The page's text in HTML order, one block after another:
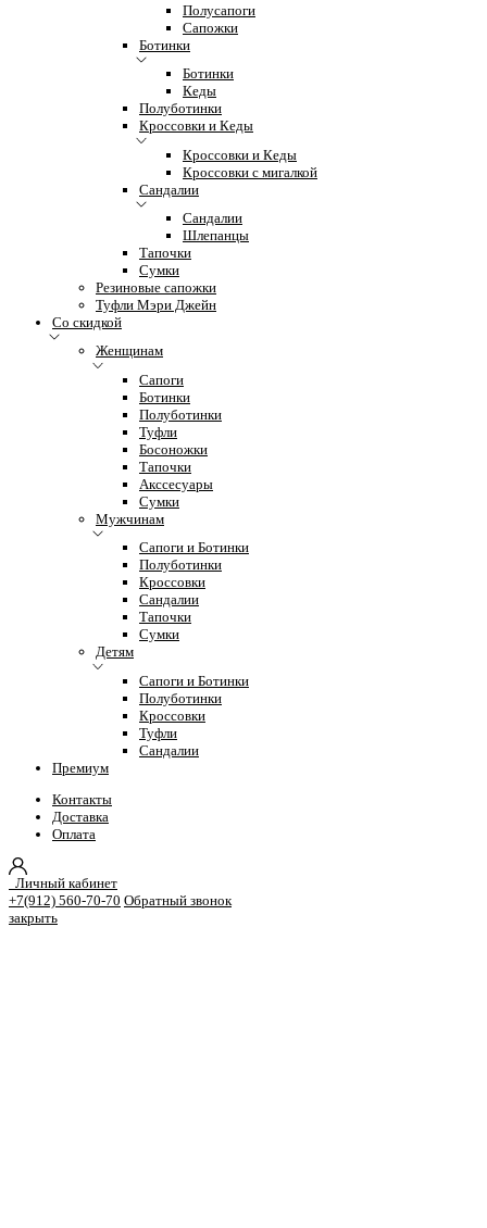
Полусапоги
Сапожки
Ботинки
Ботинки
Кеды
Полуботинки
Кроссовки и Кеды
Кроссовки и Кеды
Кроссовки с мигалкой
Сандалии
Сандалии
Шлепанцы
Тапочки
Сумки
Резиновые сапожки
Туфли Мэри Джейн
Со скидкой
Женщинам
Сапоги
Ботинки
Полуботинки
Туфли
Босоножки
Тапочки
Акссесуары
Сумки
Мужчинам
Сапоги и Ботинки
Полуботинки
Кроссовки
Сандалии
Тапочки
Сумки
Детям
Сапоги и Ботинки
Полуботинки
Кроссовки
Туфли
Сандалии
Премиум
Контакты
Доставка
Оплата
Личный кабинет
+7(912) 560-70-70 Обратный звонок
закрыть